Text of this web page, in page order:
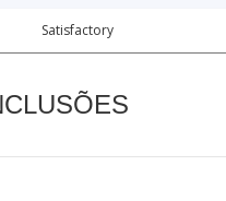
Satisfactory